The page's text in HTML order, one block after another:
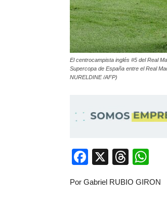
El centrocampista inglés #5 del Real
Supercopa de España entre el Real
NURELDINE /AFP)
Facebook
X
Por Gabriel RUBIO GIRON